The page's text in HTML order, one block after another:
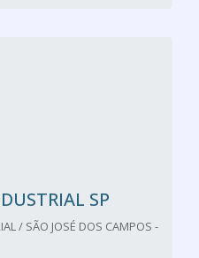
SP
/ SÃO JOSÉ DOS CAMPOS -